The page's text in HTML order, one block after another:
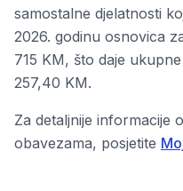
samostalne djelatnosti
2026. godinu osnovica
715 KM, što daje
257,40 KM.
Za detaljnije informacije
obavezama, posjetite